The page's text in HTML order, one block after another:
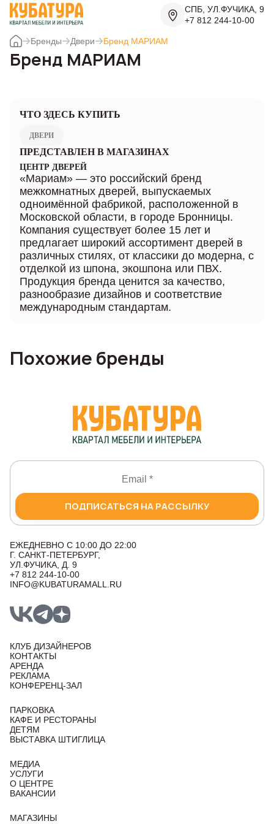
СПБ, УЛ.ФУЧИКА, 9
+7 812 244-10-00
Бренды Двери Бренд МАРИАМ
Бренд МАРИАМ
ЧТО ЗДЕСЬ КУПИТЬ
ДВЕРИ
ПРЕДСТАВЛЕН В МАГАЗИНАХ
ЦЕНТР ДВЕРЕЙ
«Мариам» — это российский бренд
межкомнатных дверей, выпускаемых
одноимённой фабрикой, расположенной в
Московской области, в городе Бронницы.
Компания существует более 15 лет и
предлагает широкий ассортимент дверей в
различных стилях, от классики до модерна, с
отделкой из шпона, экошпона или ПВХ.
Продукция бренда ценится за качество,
разнообразие дизайнов и соответствие
международным стандартам.
Похожие бренды
ПОДПИСАТЬСЯ НА РАССЫЛКУ
ЕЖЕДНЕВНО С 10:00 ДО 22:00
Г. САНКТ-ПЕТЕРБУРГ,
УЛ.ФУЧИКА, Д. 9
+7 812 244-10-00
INFO@KUBATURAMALL.RU
КЛУБ ДИЗАЙНЕРОВ
КОНТАКТЫ
АРЕНДА
РЕКЛАМА
КОНФЕРЕНЦ-ЗАЛ
ПАРКОВКА
КАФЕ И РЕСТОРАНЫ
ДЕТЯМ
ВЫСТАВКА ШТИГЛИЦА
МЕДИА
УСЛУГИ
О ЦЕНТРЕ
ВАКАНСИИ
МАГАЗИНЫ